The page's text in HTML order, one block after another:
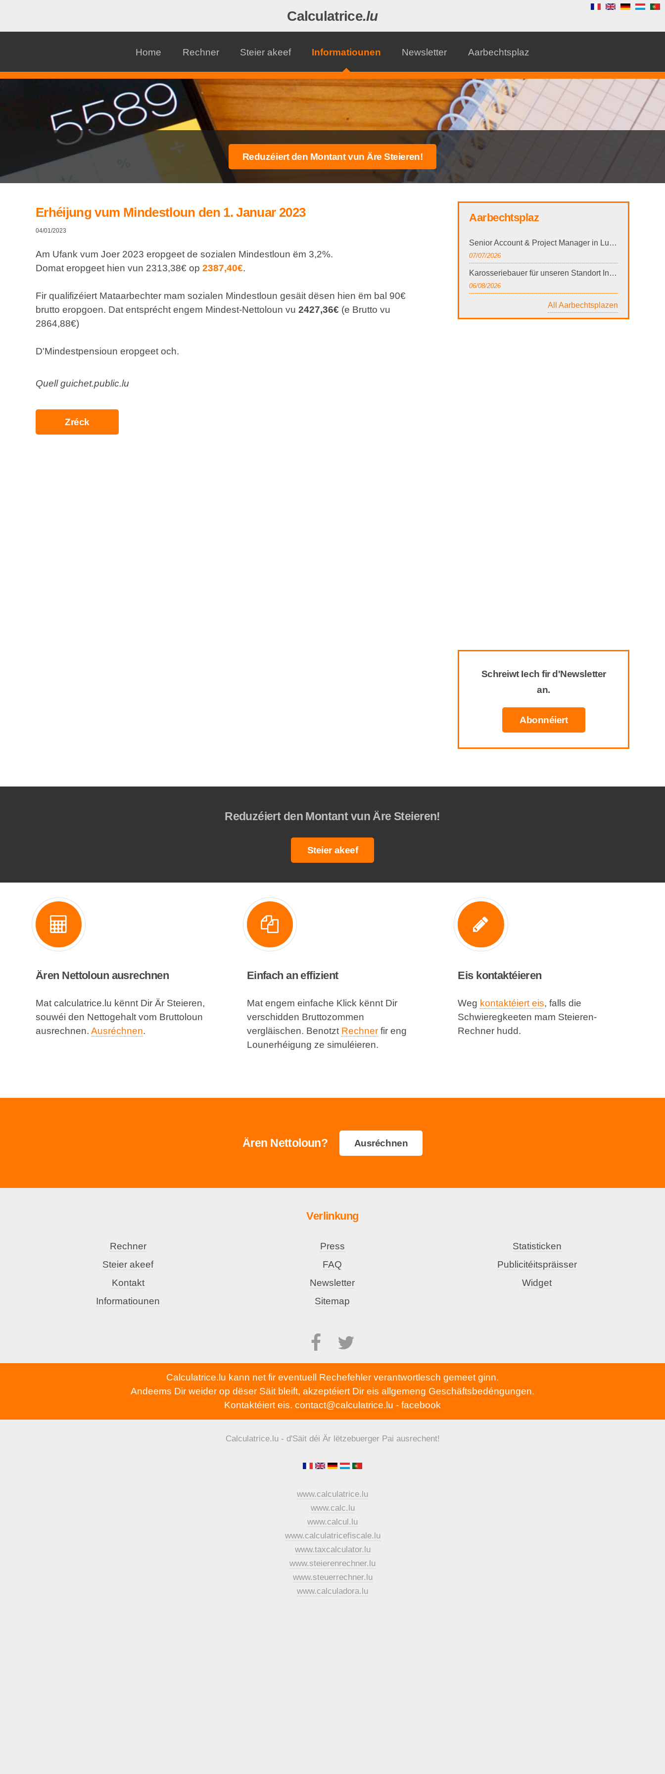
Calculatrice.lu
Home Rechner Steier akeef Informatiounen Newsletter Aarbechtsplaz
Erhéijung vum Mindestloun den 1. Januar 2023
04/01/2023
Am Ufank vum Joer 2023 eropgeet de sozialen Mindestloun ëm 3,2%.
Domat eropgeet hien vun 2313,38€ op 2387,40€.
Fir qualifizéiert Mataarbechter mam sozialen Mindestloun gesäit dësen hien ëm bal 90€
brutto eropgoen. Dat entsprécht engem Mindest-Nettoloun vu 2427,36€ (e Brutto vu
2864,88€)
D'Mindestpensioun eropgeet och.
Quell guichet.public.lu
Aarbechtsplaz
Senior Account & Project Manager in Luxembourg
07/07/2026
Karosseriebauer für unseren Standort Ingeldorf (m/w/d) - WEmobility
06/08/2026
All Aarbechtsplazen
Schreiwt Iech fir d'Newsletter
an.
Abonnéiert
Reduzéiert den Montant vun Äre Steieren!
Steier akeef
Ären Nettoloun ausrechnen
Mat calculatrice.lu kënnt Dir Är Steieren,
souwéi den Nettogehalt vom Bruttoloun
ausrechnen. Ausréchnen.
Einfach an effizient
Mat engem einfache Klick kënnt Dir
verschidden Bruttozommen
vergläischen. Benotzt Rechnerfir eng
Lounerhéigung ze simuléieren.
Eis kontaktéieren
Weg kontaktéiert eis, falls die
Schwieregkeeten mam Steieren-
Rechner hudd.
Ären Nettoloun? Ausréchnen
Verlinkung
Rechner
Steier akeef
Kontakt
Informatiounen
Press
FAQ
Newsletter
Sitemap
Statisticken
Publicitéitspräisser
Widget
Calculatrice.lu kann net fir eventuell Rechefehler verantwortlesch gemeet ginn.
Andeems Dir weider op dëser Säit bleift, akzeptéiert Dir eis allgemeng Geschäftsbedéngungen.
Kontaktéiert eis. contact@calculatrice.lu - facebook
Calculatrice.lu - d'Säit déi Är lëtzebuerger Pai ausrechent!
www.calculatrice.lu
www.calc.lu
www.calcul.lu
www.calculatricefiscale.lu
www.taxcalculator.lu
www.steierenrechner.lu
www.steuerrechner.lu
www.calculadora.lu